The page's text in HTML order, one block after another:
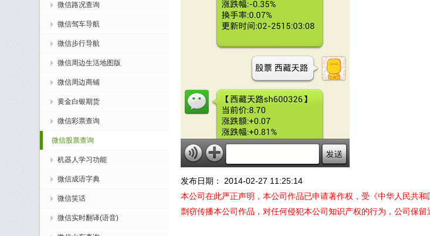
微信路况查询
微信驾车导航
微信步行导航
微信周边生活地图版
微信周边商铺
黄金白银期货
微信彩票查询
微信股票查询
机器人学习功能
微信成语字典
微信笑话
微信实时翻译(语音)
发布日期： 2014-02-27 11:25:14
本公司在此严正声明，本公司作品已申请著作权，受《中华人民共
剽窃传播本公司作品，对任何侵犯本公司知识产权的行为，公司保留